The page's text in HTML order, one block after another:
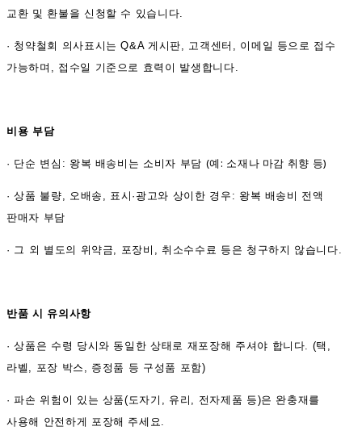
교환 및 환불을 신청할 수 있습니다.
· 청약철회 의사표시는 Q&A 게시판, 고객센터, 이메일 등으로 접수
가능하며, 접수일 기준으로 효력이 발생합니다.
비용 부담
· 단순 변심: 왕복 배송비는 소비자 부담 (예: 소재나 마감 취향 등)
·상품 불량, 오배송, 표시·광고와 상이한 경우: 왕복 배송비 전액
판매자 부담
· 그 외 별도의 위약금, 포장비, 취소수수료 등은 청구하지 않습니다.
반품 시 유의사항
·상품은 수령 당시와 동일한 상태로 재포장해 주셔야 합니다. (택,
라벨, 포장 박스, 증정품 등 구성품 포함)
·파손 위험이 있는 상품(도자기, 유리, 전자제품 등)은 완충재를
사용해 안전하게 포장해 주세요.